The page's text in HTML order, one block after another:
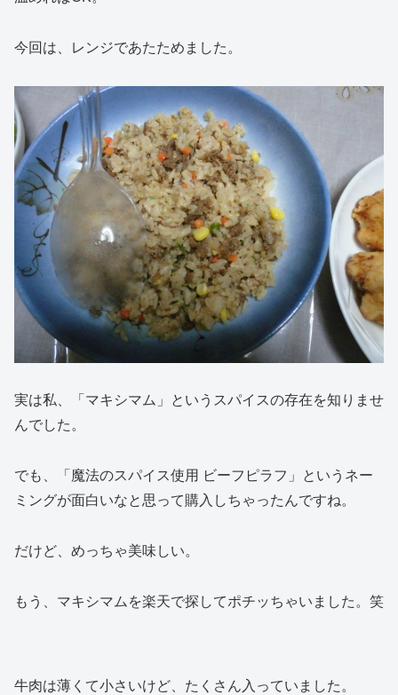
今回は、レンジであたためました。
実は私、「マキシマム」というスパイスの存在を知りませ
んでした。
でも、「魔法のスパイス使用 ビーフピラフ」というネー
ミングが面白いなと思って購入しちゃったんですね。
だけど、めっちゃ美味しい。
もう、マキシマムを楽天で探してポチッちゃいました。笑
牛肉は薄くて小さいけど、たくさん入っていました。